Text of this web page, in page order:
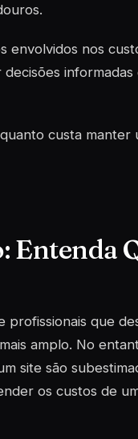
nos
custa manter
Entenda
profissionais que
amplo. No
site são
os custos de